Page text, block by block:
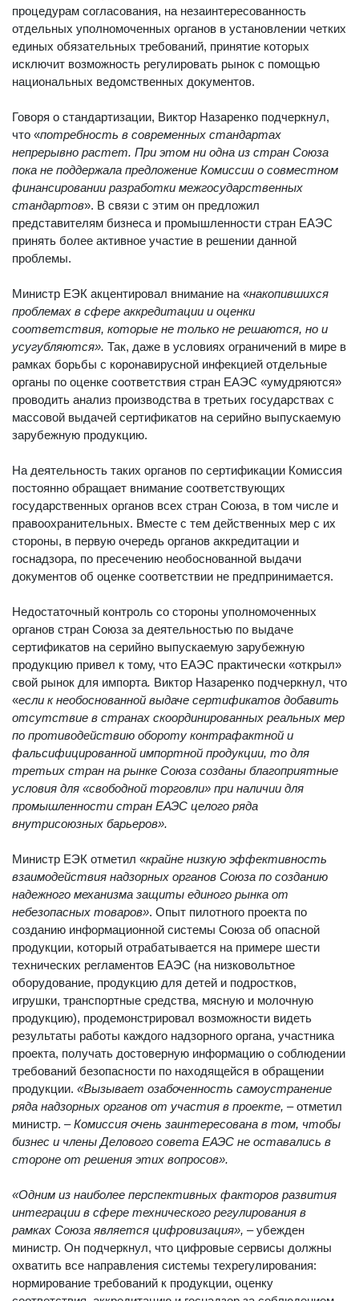
процедурам согласования, на незаинтересованность
отдельных уполномоченных органов в установлении четких
единых обязательных требований, принятие которых
исключит возможность регулировать рынок с помощью
национальных ведомственных документов.
Говоря о стандартизации, Виктор Назаренко подчеркнул,
что «потребность в современных стандартах
непрерывно растет. При этом ни одна из стран Союза
пока не поддержала предложение Комиссии о совместном
финансировании разработки межгосударственных
стандартов». В связи с этим он предложил
представителям бизнеса и промышленности стран ЕАЭС
принять более активное участие в решении данной
проблемы.
Министр ЕЭК акцентировал внимание на «накопившихся
проблемах в сфере аккредитации и оценки
соответствия, которые не только не решаются, но и
усугубляются». Так, даже в условиях ограничений в мире в
рамках борьбы с коронавирусной инфекцией отдельные
органы по оценке соответствия стран ЕАЭС «умудряются»
проводить анализ производства в третьих государствах с
массовой выдачей сертификатов на серийно выпускаемую
зарубежную продукцию.
На деятельность таких органов по сертификации Комиссия
постоянно обращает внимание соответствующих
государственных органов всех стран Союза, в том числе и
правоохранительных. Вместе с тем действенных мер с их
стороны, в первую очередь органов аккредитации и
госнадзора, по пресечению необоснованной выдачи
документов об оценке соответствии не предпринимается.
Недостаточный контроль со стороны уполномоченных
органов стран Союза за деятельностью по выдаче
сертификатов на серийно выпускаемую зарубежную
продукцию привел к тому, что ЕАЭС практически «открыл»
свой рынок для импорта. Виктор Назаренко подчеркнул, что
«если к необоснованной выдаче сертификатов добавить
отсутствие в странах скоординированных реальных мер
по противодействию обороту контрафактной и
фальсифицированной импортной продукции, то для
третьих стран на рынке Союза созданы благоприятные
условия для «свободной торговли» при наличии для
промышленности стран ЕАЭС целого ряда
внутрисоюзных барьеров».
Министр ЕЭК отметил «крайне низкую эффективность
взаимодействия надзорных органов Союза по созданию
надежного механизма защиты единого рынка от
небезопасных товаров». Опыт пилотного проекта по
созданию информационной системы Союза об опасной
продукции, который отрабатывается на примере шести
технических регламентов ЕАЭС (на низковольтное
оборудование, продукцию для детей и подростков,
игрушки, транспортные средства, мясную и молочную
продукцию), продемонстрировал возможности видеть
результаты работы каждого надзорного органа, участника
проекта, получать достоверную информацию о соблюдении
требований безопасности по находящейся в обращении
продукции. «Вызывает озабоченность самоустранение
ряда надзорных органов от участия в проекте, –отметил
министр. –Комиссия очень заинтересована в том, чтобы
бизнес и члены Делового совета ЕАЭС не оставались в
стороне от решения этих вопросов».
«Одним из наиболее перспективных факторов развития
интеграции в сфере технического регулирования в
рамках Союза является цифровизация», –убежден
министр. Он подчеркнул, что цифровые сервисы должны
охватить все направления системы техрегулирования:
нормирование требований к продукции, оценку